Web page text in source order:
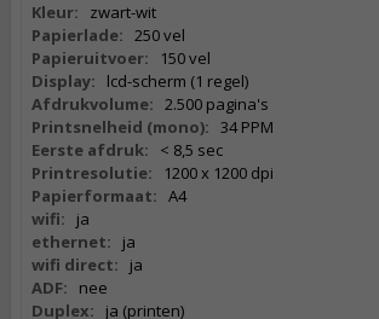
Kleur:
zwart-wit
Papierlade: 250 vel
Papieruitvoer:
150 vel
Display:
lcd-scherm (1 regel)
Afdrukvolume: 2.500 pagina's
Printsnelheid (mono): 34 PPM
Eerste afdruk:
< 8,5 sec
Printresolutie:
1200 x 1200 dpi
Papierformaat: A4
wifi:
ja
ethernet:
ja
wifi direct:
ja
ADF:
nee
Duplex:
ja (printen)